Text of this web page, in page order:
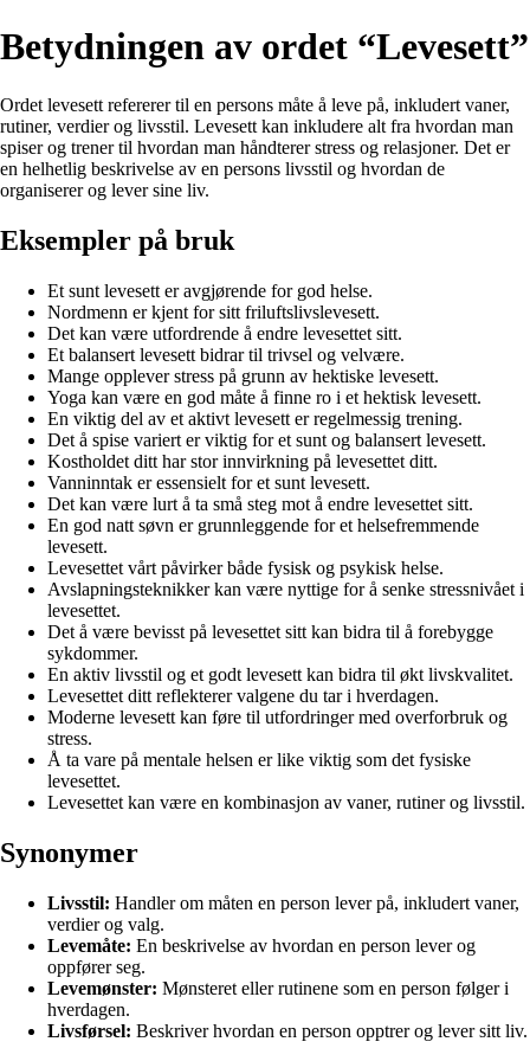
Betydningen av ordet “Levesett”
Ordet levesett refererer til en persons måte å leve på, inkludert vaner,
rutiner, verdier og livsstil. Levesett kan inkludere alt fra hvordan man
spiser og trener til hvordan man håndterer stress og relasjoner. Det er
en helhetlig beskrivelse av en persons livsstil og hvordan de
organiserer og lever sine liv.
Eksempler på bruk
Et sunt levesett er avgjørende for god helse.
Nordmenn er kjent for sitt friluftslivslevesett.
Det kan være utfordrende å endre levesettet sitt.
Et balansert levesett bidrar til trivsel og velvære.
Mange opplever stress på grunn av hektiske levesett.
Yoga kan være en god måte å finne ro i et hektisk levesett.
En viktig del av et aktivt levesett er regelmessig trening.
Det å spise variert er viktig for et sunt og balansert levesett.
Kostholdet ditt har stor innvirkning på levesettet ditt.
Vanninntak er essensielt for et sunt levesett.
Det kan være lurt å ta små steg mot å endre levesettet sitt.
En god natt søvn er grunnleggende for et helsefremmende
levesett.
Levesettet vårt påvirker både fysisk og psykisk helse.
Avslapningsteknikker kan være nyttige for å senke stressnivået i
levesettet.
Det å være bevisst på levesettet sitt kan bidra til å forebygge
sykdommer.
En aktiv livsstil og et godt levesett kan bidra til økt livskvalitet.
Levesettet ditt reflekterer valgene du tar i hverdagen.
Moderne levesett kan føre til utfordringer med overforbruk og
stress.
Å ta vare på mentale helsen er like viktig som det fysiske
levesettet.
Levesettet kan være en kombinasjon av vaner, rutiner og livsstil.
Synonymer
Livsstil: Handler om måten en person lever på, inkludert vaner,
verdier og valg.
Levemåte: En beskrivelse av hvordan en person lever og
oppfører seg.
Levemønster: Mønsteret eller rutinene som en person følger i
hverdagen.
Livsførsel: Beskriver hvordan en person opptrer og lever sitt liv.